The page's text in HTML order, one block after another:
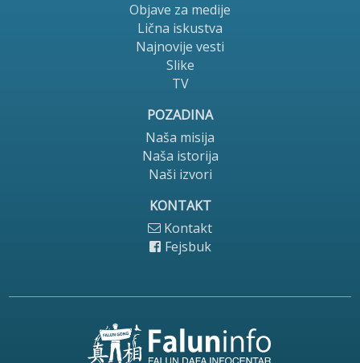
Objave za medije
Lična iskustva
Najnovije vesti
Slike
TV
POZADINA
Naša misija
Naša istorija
Naši izvori
KONTAKT
Kontakt
Fejsbuk